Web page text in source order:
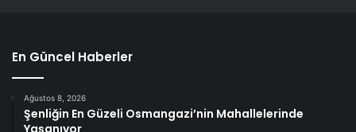
En Güncel Haberler
Ağustos 8, 2026
Şenliğin En Güzeli Osmangazi’nin Mahallelerinde